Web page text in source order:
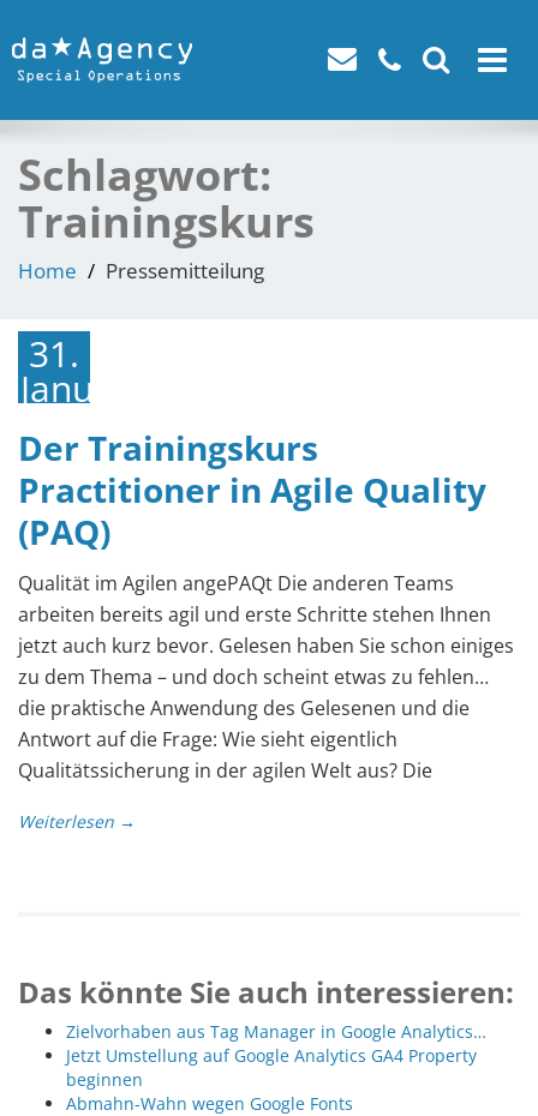
Toggle
Schlagwort:
Trainingskurs
Home Pressemitteilung
31.
Januar
Der Trainingskurs
Practitioner in Agile Quality
(PAQ)
Qualität im Agilen angePAQt Die anderen Teams
arbeiten bereits agil und erste Schritte stehen Ihnen
jetzt auch kurz bevor. Gelesen haben Sie schon einiges
zu dem Thema – und doch scheint etwas zu fehlen…
die praktische Anwendung des Gelesenen und die
Antwort auf die Frage: Wie sieht eigentlich
Qualitätssicherung in der agilen Welt aus? Die
Weiterlesen →
Das könnte Sie auch interessieren:
Zielvorhaben aus Tag Manager in Google Analytics…
Jetzt Umstellung auf Google Analytics GA4 Property
beginnen
Abmahn-Wahn wegen Google Fonts